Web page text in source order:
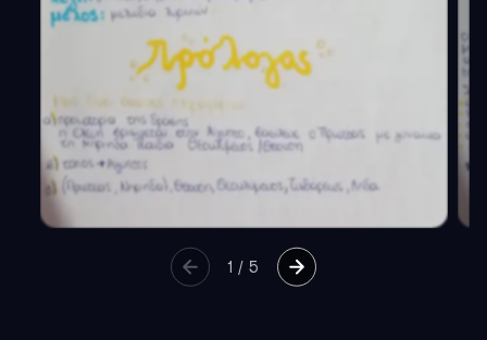
1 /5